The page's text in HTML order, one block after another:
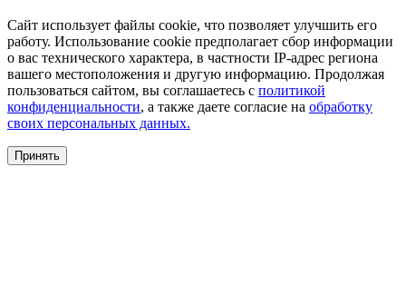
Сайт использует файлы cookie, что позволяет улучшить его
работу. Использование cookie предполагает сбор информации
о вас технического характера, в частности IP-адрес региона
вашего местоположения и другую информацию. Продолжая
пользоваться сайтом, вы соглашаетесь с политикой
конфиденциальности, а также даете согласие на обработку
своих персональных данных.
Принять